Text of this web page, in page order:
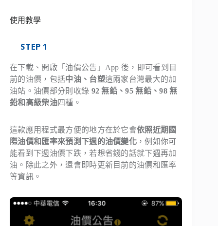
使用教學
STEP 1
在下載、開啟「油價公告」App 後，即可看到目
前的油價，包括中油、台塑這兩家台灣最大的加
油站。油價部分則收錄 92 無鉛、95 無鉛、98 無
鉛和高級柴油四種。
這款應用程式最方便的地方在於它會依照近期國
際油價和匯率來預測下週的油價變化 ，例如你可
能看到下週油價下跌，若想省錢的話就下週再加
油。除此之外，還會即時更新目前的油價和匯率
等資訊。